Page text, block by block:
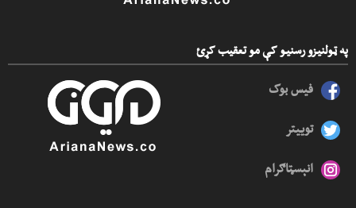
په ټولنیزو رسنیو کې مو تعقیب کړئ
فیس بوک
توییتر
انېسټاګرام